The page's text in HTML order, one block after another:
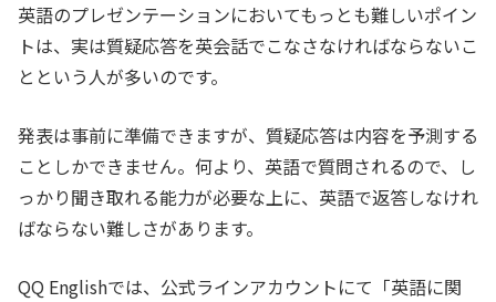
英語のプレゼンテーションにおいてもっとも難しいポイン
トは、実は質疑応答を英会話でこなさなければならないこ
とという人が多いのです。
発表は事前に準備できますが、質疑応答は内容を予測する
ことしかできません。何より、英語で質問されるので、し
っかり聞き取れる能力が必要な上に、英語で返答しなけれ
ばならない難しさがあります。
QQ Englishでは、公式ラインアカウントにて「英語に関